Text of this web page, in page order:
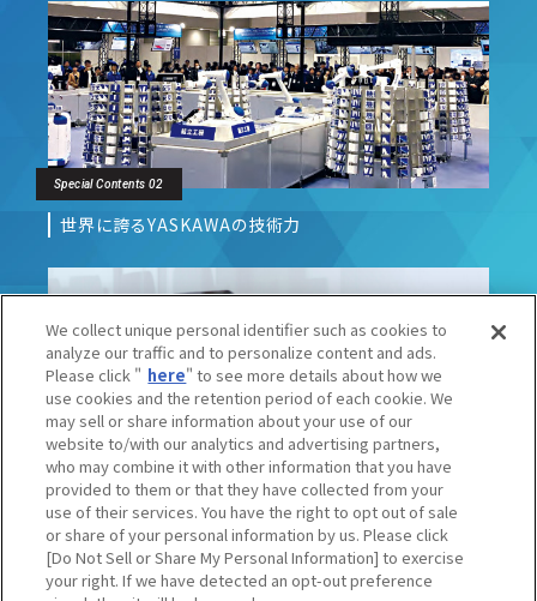
Special Contents 02
世界に誇るYASKAWAの技術力
Work & People 01
職種一覧×マトリックス
We collect unique personal identifier such as cookies to
analyze our traffic and to personalize content and ads.
Please click " here" to see more details about how we
use cookies and the retention period of each cookie. We
may sell or share information about your use of our
website to/with our analytics and advertising partners,
who may combine it with other information that you have
provided to them or that they have collected from your
use of their services. You have the right to opt out of sale
or share of your personal information by us. Please click
[Do Not Sell or Share My Personal Information] to exercise
your right. If we have detected an opt-out preference